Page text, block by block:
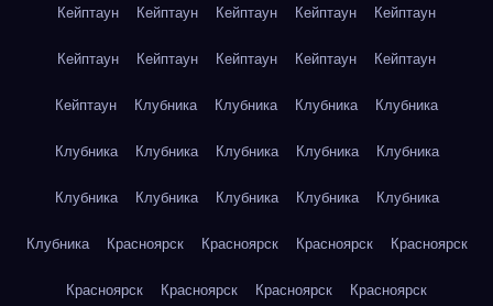
Кейптаун Кейптаун Кейптаун Кейптаун Кейптаун
Кейптаун Кейптаун Кейптаун Кейптаун Кейптаун
Кейптаун Клубника Клубника Клубника Клубника
Клубника Клубника Клубника Клубника Клубника
Клубника Клубника Клубника Клубника Клубника
Клубника Красноярск Красноярск Красноярск Красноярск
Красноярск Красноярск Красноярск Красноярск